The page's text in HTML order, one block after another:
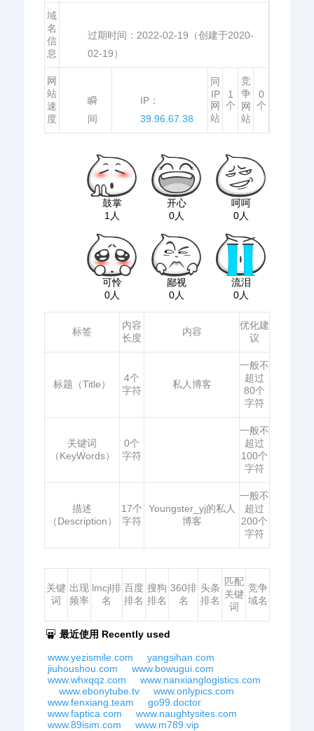
域
名
信
息
过期时间： 2022-02-19 （创建于2020-
02-19）
网
站
速
度
瞬
间
IP：
39.96.67.38
同
IP
网
站
1
个
竞
争
网
站
0
个
鼓掌
1人
开心
0人
呵呵
0人
可怜
0人
鄙视
0人
流泪
0人
标签
内容
长度
内容
优化建
议
标题（Title）
4个
字符
私人博客
一般不
超过
80个
字符
关键词
（KeyWords）
0个
字符
一般不
超过
100个
字符
描述
（Description）
17个
字符
Youngster_yj的私人
博客
一般不
超过
200个
字符
关键
词
出现
频率
lmcjl排
名
百度
排名
搜狗
排名
360排
名
头条
排名
匹配
关键
词
竞争
域名
最近使用 Recently used
www.yezismile.com
yangsihan.com
jiuhoushou.com
www.bowugui.com
www.whxqqz.com
www.nanxianglogistics.com
www.ebonytube.tv
www.onlypics.com
www.fenxiang.team
go99.doctor
www.faptica.com
www.naughtysites.com
www.89isim.com
www.m789.vip